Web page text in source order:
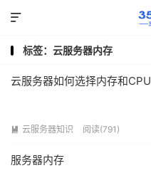

标签：云服务器内存
云服务器如何选择内存和CPU
 云服务器知识 阅读(791)
服务器内存